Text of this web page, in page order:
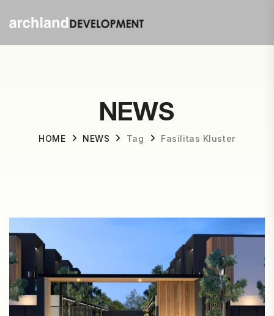
NEWS
HOME NEWS Tag Fasilitas Kluster